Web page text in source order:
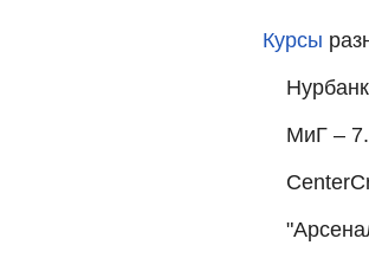
Курсы
МиГ –